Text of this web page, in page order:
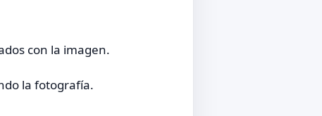
con la imagen.
la fotografía.